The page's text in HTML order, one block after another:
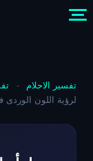
تفسير الاحلام -
لرؤية اللون الوردى